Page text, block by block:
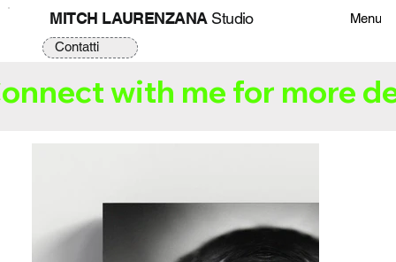
MITCH LAURENZANA Studio
Menu
Contatti
with me for more